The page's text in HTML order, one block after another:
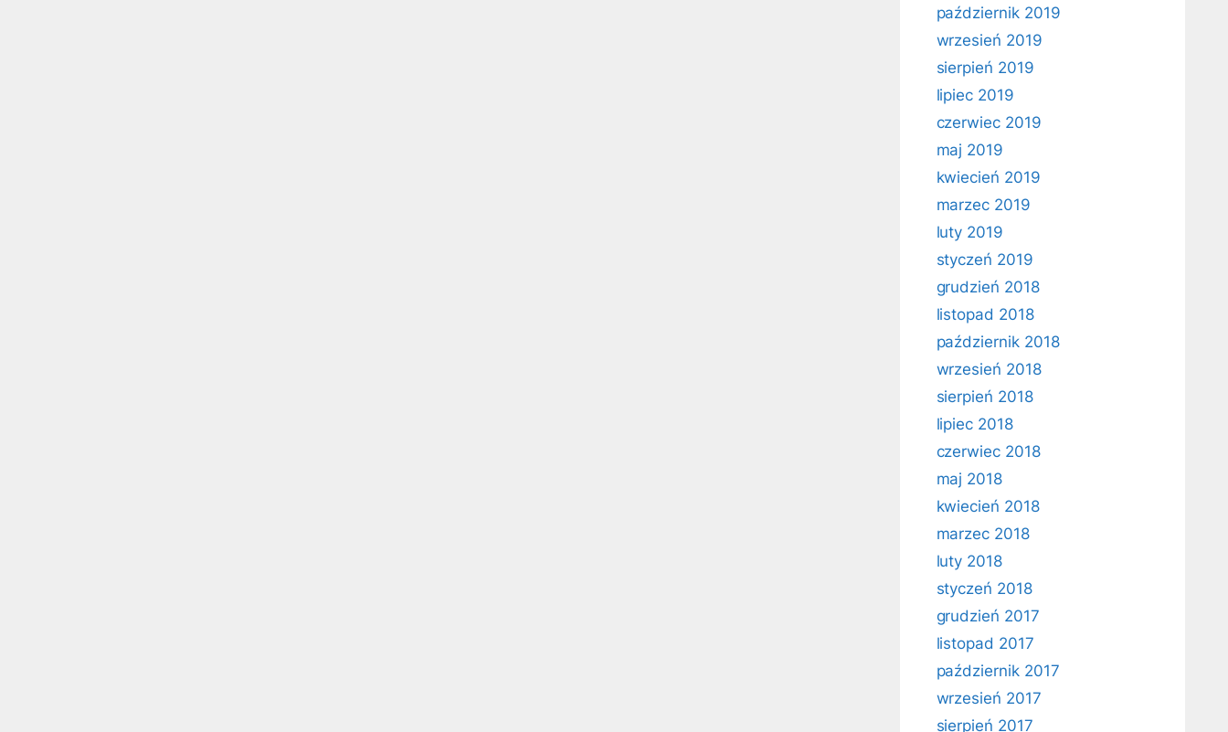
październik 2019
wrzesień 2019
sierpień 2019
lipiec 2019
czerwiec 2019
maj 2019
kwiecień 2019
marzec 2019
luty 2019
styczeń 2019
grudzień 2018
listopad 2018
październik 2018
wrzesień 2018
sierpień 2018
lipiec 2018
czerwiec 2018
maj 2018
kwiecień 2018
marzec 2018
luty 2018
styczeń 2018
grudzień 2017
listopad 2017
październik 2017
wrzesień 2017
sierpień 2017